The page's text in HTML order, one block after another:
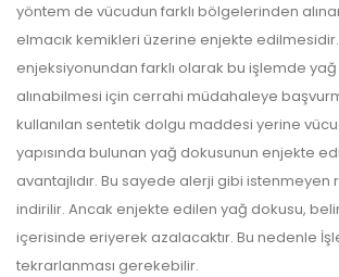
yöntem de vücudun farklı bölgelerinden
elmacık kemikleri üzerine enjekte
enjeksiyonundan farklı olarak bu işlemde
alınabilmesi için cerrahi müdahaleye
kullanılan sentetik dolgu maddesi yerine
yapısında bulunan yağ dokusunun enjekte
avantajlıdır. Bu sayede alerji gibi istenmeyen
indirilir. Ancak enjekte edilen yağ dokusu,
içerisinde eriyerek azalacaktır. Bu nedenle
tekrarlanması gerekebilir.